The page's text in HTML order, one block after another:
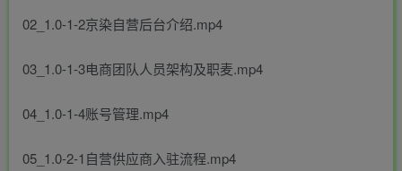
02_1.0-1-2京染自营后台介绍.mp4
03_1.0-1-3电商团队人员架构及职麦.mp4
04_1.0-1-4账号管理.mp4
05_1.0-2-1自营供应商入驻流程.mp4